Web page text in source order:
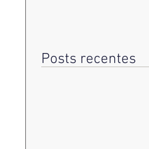
Posts recentes